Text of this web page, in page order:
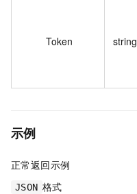
Token string
示例
正常返回示例
JSON 格式